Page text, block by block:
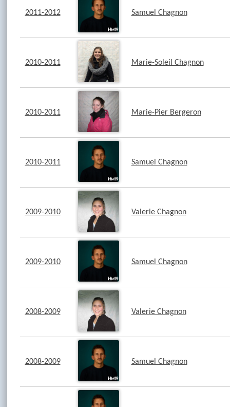
2011-2012 Samuel Chagnon
2010-2011 Marie-Soleil Chagnon
2010-2011 Marie-Pier Bergeron
2010-2011 Samuel Chagnon
2009-2010 Valerie Chagnon
2009-2010 Samuel Chagnon
2008-2009 Valerie Chagnon
2008-2009 Samuel Chagnon